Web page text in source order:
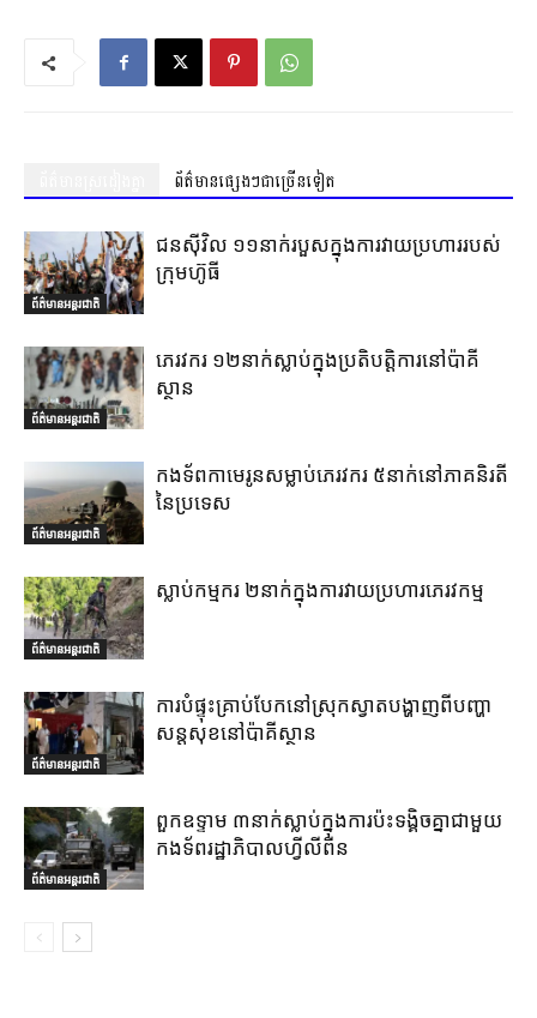
ព័ត៌មានផ្សេងៗជាច្រើនទៀត
ព័ត៌មានអន្តរជាតិ
ជនស៊ីវិល ១១នាក់របួសក្នុងការវាយប្រហាររបស់
ក្រុមហ៊ូធី
ព័ត៌មានអន្តរជាតិ
ភេរវករ ១២នាក់ស្លាប់ក្នុងប្រតិបត្តិការនៅប៉ាគី
ស្ថាន
ព័ត៌មានអន្តរជាតិ
កងទ័ពកាមេរូនសម្លាប់ភេរវករ ៥នាក់នៅភាគនិរតី
នៃប្រទេស
ព័ត៌មានអន្តរជាតិ
ស្លាប់កម្មករ ២នាក់ក្នុងការវាយប្រហារភេរវកម្ម
ព័ត៌មានអន្តរជាតិ
ការបំផ្ទុះគ្រាប់បែកនៅស្រុកស្វាតបង្ហាញពីបញ្ហា
សន្តសុខនៅប៉ាគីស្ថាន
ព័ត៌មានអន្តរជាតិ
ពួកឧទ្ទាម ៣នាក់ស្លាប់ក្នុងការប៉ះទង្គិចគ្នាជាមួយ
កងទ័ពរដ្ឋាភិបាលហ្វីលីពីន